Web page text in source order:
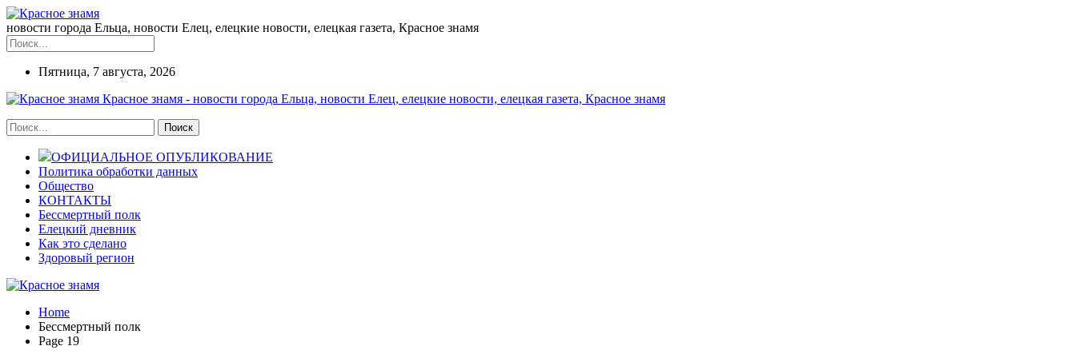
новости города Ельца, новости Елец, елецкие новости, елецкая газета, Красное знамя
Пятница, 7 августа, 2026
Красное знамя - новости города Ельца, новости Елец, елецкие новости, елецкая газета, Красное знамя
ОФИЦИАЛЬНОЕ ОПУБЛИКОВАНИЕ
Политика обработки данных
Общество
КОНТАКТЫ
Бессмертный полк
Елецкий дневник
Как это сделано
Здоровый регион
Home
Бессмертный полк
Page 19